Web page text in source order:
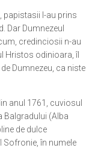
papistasii l-au prins
Dar Dumnezeul
credinciosii n-au
Hristos odinioara, îl
Dumnezeu, ca niste
anul 1761, cuviosul
Balgradului (Alba
de dulce
Sofronie, în numele